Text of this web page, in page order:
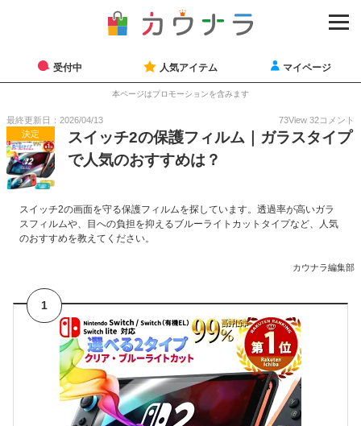
受付中 人気アイテム マイページ
本ページはプロモーションを含みます
最終更新日：2026/04/13 73View 32コメント
決定
スイッチ2の保護フィルム｜ガラスタイプ
で人気のおすすめは？
スイッチ2の画面を守る保護フィルムを探しています。透過率が高いガラ
スフィルムや、目への負担を抑えるブルーライトカットタイプなど、人気
のおすすめを教えてください。
カウナラ編集部
1